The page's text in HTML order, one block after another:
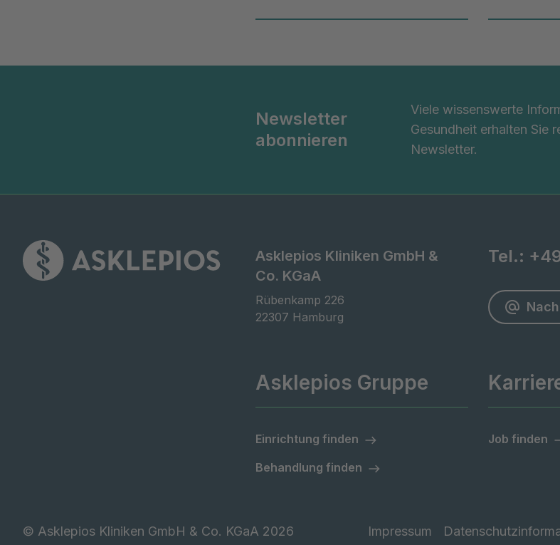
Newsletter
abonnieren
Viele wissenswerte
Gesundheit erhalten Sie
Newsletter.
Asklepios Kliniken GmbH &
Co. KGaA
Rübenkamp 226
22307 Hamburg
Tel.:
Asklepios Gruppe
Einrichtung finden
Behandlung finden
Job finden
Impressum
© Asklepios Kliniken GmbH & Co. KGaA 2026